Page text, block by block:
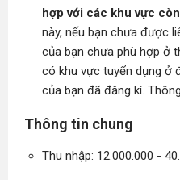
hợp với các khu vực
này, nếu bạn chưa được
của bạn chưa phù hợp ở
có khu vực tuyển dụng ở
của bạn đã đăng kí.
Thông tin chung
Thu nhập: 12.000.000 -